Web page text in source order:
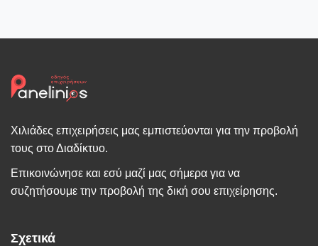
Χιλιάδες επιχειρήσεις μας εμπιστεύονται για την προβολή
τους στο Διαδίκτυο.
Επικοινώνησε και εσύ μαζί μας σήμερα για να
συζητήσουμε την προβολή της δική σου επιχείρησης.
Σχετικά